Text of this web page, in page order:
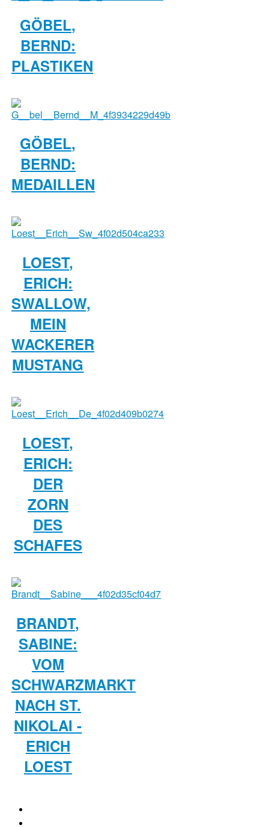
GÖBEL,
BERND:
PLASTIKEN
GÖBEL,
BERND:
MEDAILLEN
LOEST,
ERICH:
SWALLOW,
MEIN
WACKERER
MUSTANG
LOEST,
ERICH:
DER
ZORN
DES
SCHAFES
BRANDT,
SABINE:
VOM
SCHWARZMARKT
NACH ST.
NIKOLAI -
ERICH
LOEST